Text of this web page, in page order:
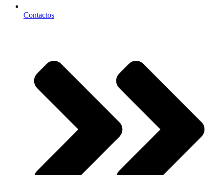
Contactos